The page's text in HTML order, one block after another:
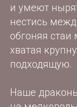
и умеют
нестись
обгоняя
хватая
подходящую.
Наше